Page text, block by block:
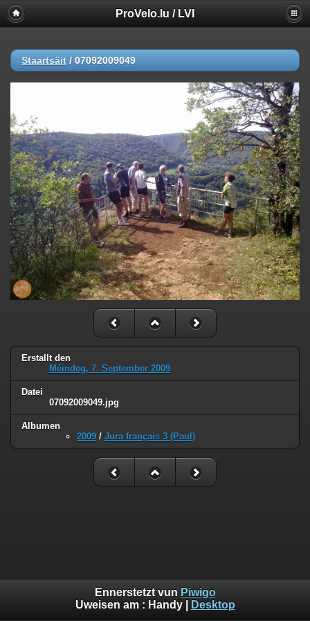
ProVelo.lu / LVI
Staartsäit / 07092009049
Erstallt den
Méindeg, 7. September 2009
Datei
07092009049.jpg
Albumen
2009 / Jura français 3 (Paul)
Ennerstetzt vun Piwigo
Uweisen am : Handy| Desktop